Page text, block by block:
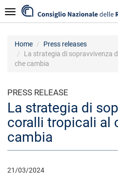
to
main
Navigazione
Home
Press releases
La strategia di sopravvivenza
che cambia
PRESS RELEASE
La strategia di
coralli tropicali al
cambia
21/03/2024